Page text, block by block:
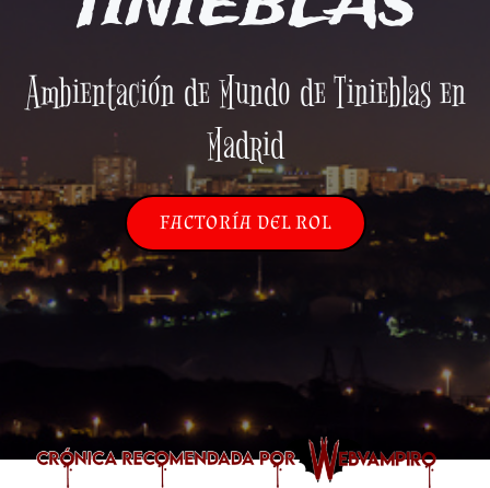
Ambientación de Mundo de Tinieblas en
Madrid
FACTORÍA DEL ROL